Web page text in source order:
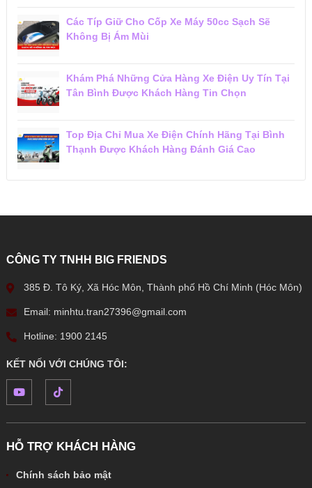
Các Típ Giữ Cho Cốp Xe Máy 50cc Sạch Sẽ
Không Bị Ám Mùi
Khám Phá Những Cửa Hàng Xe Điện Uy Tín Tại
Tân Bình Được Khách Hàng Tin Chọn
Top Địa Chỉ Mua Xe Điện Chính Hãng Tại Bình
Thạnh Được Khách Hàng Đánh Giá Cao
CÔNG TY TNHH BIG FRIENDS
385 Đ. Tô Ký, Xã Hóc Môn, Thành phố Hồ Chí Minh (Hóc Môn)
Email: minhtu.tran27396@gmail.com
Hotline: 1900 2145
KẾT NỐI VỚI CHÚNG TÔI:
HỖ TRỢ KHÁCH HÀNG
Chính sách bảo mật